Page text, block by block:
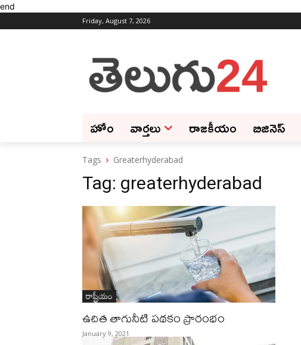
end
Friday, August 7, 2026
హోం వార్తలు రాజకీయం బిజినెస్‌
Tags Greaterhyderabad
Tag: greaterhyderabad
రాష్ట్రీయం
ఉచిత తాగునీటి పథకం ప్రారంభం
January 9, 2021